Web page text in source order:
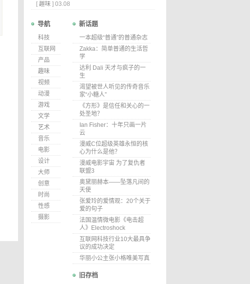
[ 趣味 ] 03.08
导航
科技
互联网
产品
趣味
视频
动漫
游戏
文学
艺术
音乐
电影
设计
大师
创意
时尚
性感
摄影
新话题
一本超级“普通”的普通杂志
Zakka：简单普通的生活哲
学
达利 Dali 天才与疯子的一
生
渴望被世人听见的传奇音乐
家“小糖人”
《方形》是信任和关心的一
处圣地？
Ian Fisher：十年只画一片
云
漫威C位超级英雄永恒的核
心为什么是他？
漫威电影宇宙 为了复仇者
联盟3
奥黛丽赫本——坠落凡间的
天使
张爱玲的爱情观：20个关于
爱的句子
法国温情微电影《电击超
人》Electroshock
互联网科技行业10大最具争
议的成功决定
华丽小公主张小格唯美写真
旧存档